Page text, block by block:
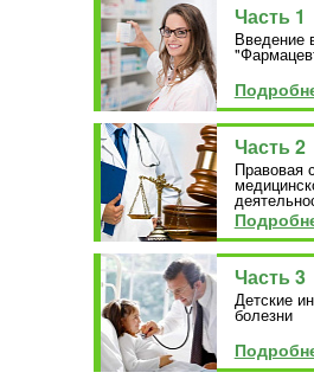
Часть 1
Введение
Часть 2
Правовая
Часть 3
Детские
болезни